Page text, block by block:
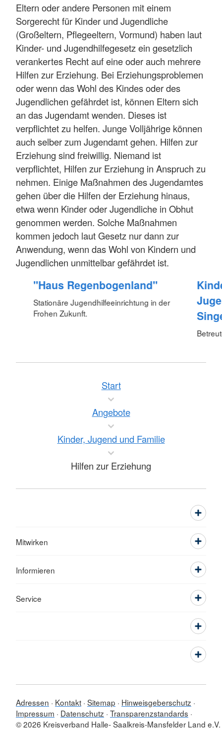
Eltern oder andere Personen mit einem
Sorgerecht für Kinder und Jugendliche
(Großeltern, Pflegeeltern, Vormund) haben laut
Kinder- und Jugendhilfegesetz ein gesetzlich
verankertes Recht auf eine oder auch mehrere
Hilfen zur Erziehung. Bei Erziehungsproblemen
oder wenn das Wohl des Kindes oder des
Jugendlichen gefährdet ist, können Eltern sich
an das Jugendamt wenden. Dieses ist
verpflichtet zu helfen. Junge Volljährige können
auch selber zum Jugendamt gehen. Hilfen zur
Erziehung sind freiwillig. Niemand ist
verpflichtet, Hilfen zur Erziehung in Anspruch zu
nehmen. Einige Maßnahmen des Jugendamtes
gehen über die Hilfen der Erziehung hinaus,
etwa wenn Kinder oder Jugendliche in Obhut
genommen werden. Solche Maßnahmen
kommen jedoch laut Gesetz nur dann zur
Anwendung, wenn das Wohl von Kindern und
Jugendlichen unmittelbar gefährdet ist.
"Haus Regenbogenland"
Stationäre Jugendhilfeeinrichtung in der
Frohen Zukunft.
Start
Angebote
Kinder, Jugend und Familie
Hilfen zur Erziehung
Mitwirken
Informieren
Service
Adressen Kontakt Sitemap
Hinweisgeberschutz
Impressum
Datenschutz Transparenzstandards
© 2026 Kreisverband Halle- Saalkreis-Mansfelder Land e.V.